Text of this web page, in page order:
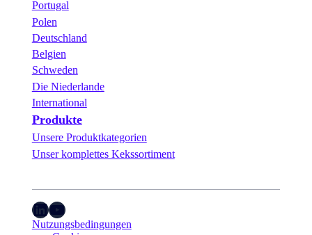
Portugal
Polen
Deutschland
Belgien
Schweden
Die Niederlande
International
Produkte
Unsere Produktkategorien
Unser komplettes Kekssortiment
LinkedIn YouTube
Nutzungsbedingungen